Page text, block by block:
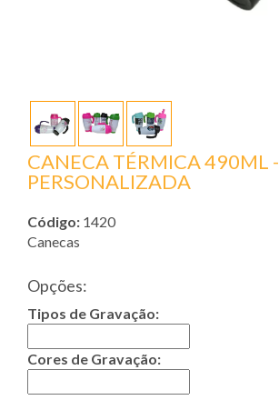
CANECA TÉRMICA 490ML -
PERSONALIZADA
Código: 1420
Canecas
Opções:
Tipos de Gravação:
Cores de Gravação: